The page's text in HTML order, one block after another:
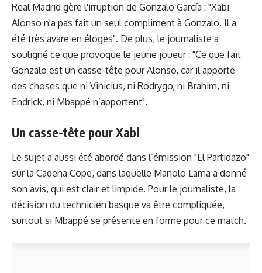
Real Madrid gère l'irruption de Gonzalo García : "Xabi
Alonso n'a pas fait un seul compliment à Gonzalo. Il a
été très avare en éloges". De plus, le journaliste a
souligné ce que provoque le jeune joueur : "Ce que fait
Gonzalo est un casse-tête pour Alonso, car il apporte
des choses que ni Vinicius, ni Rodrygo, ni Brahim, ni
Endrick, ni Mbappé n’apportent".
Un casse-tête pour Xabi
Le sujet a aussi été abordé dans l’émission "El Partidazo"
sur la Cadena Cope, dans laquelle Manolo Lama a donné
son avis, qui est clair et limpide. Pour le journaliste, la
décision du technicien basque va être compliquée,
surtout si Mbappé se présente en forme pour ce match.